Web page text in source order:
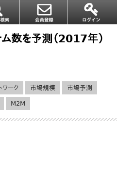
数を予測（2017年）
ワーク 市場規模 市場予測
M2M